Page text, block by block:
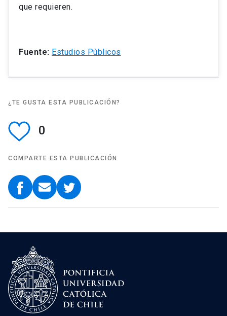
que requieren.
Fuente: Estudios Públicos
¿TE GUSTA ESTA PUBLICACIÓN?
0
COMPARTE ESTA PUBLICACIÓN